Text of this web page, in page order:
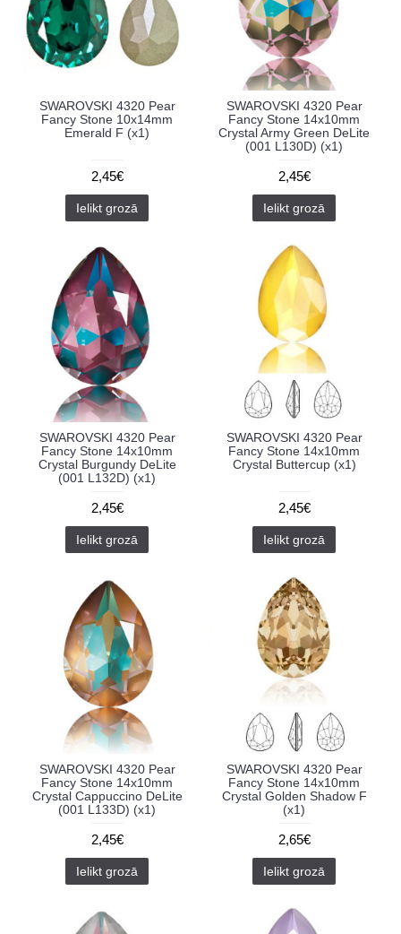
SWAROVSKI 4320 Pear
Fancy Stone 10x14mm
Emerald F (x1)
2,45€
Ielikt grozā
SWAROVSKI 4320 Pear
Fancy Stone 14x10mm
Crystal Army Green DeLite
(001 L130D) (x1)
2,45€
Ielikt grozā
SWAROVSKI 4320 Pear
Fancy Stone 14x10mm
Crystal Burgundy DeLite
(001 L132D) (x1)
2,45€
Ielikt grozā
SWAROVSKI 4320 Pear
Fancy Stone 14x10mm
Crystal Buttercup (x1)
2,45€
Ielikt grozā
SWAROVSKI 4320 Pear
Fancy Stone 14x10mm
Crystal Cappuccino DeLite
(001 L133D) (x1)
2,45€
Ielikt grozā
SWAROVSKI 4320 Pear
Fancy Stone 14x10mm
Crystal Golden Shadow F
(x1)
2,65€
Ielikt grozā